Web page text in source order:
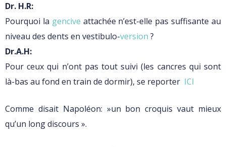
Dr. H.R:
Pourquoi la gencive attachée n’est-elle pas suffisante au
niveau des dents en vestibulo-version ?
Dr.A.H:
Pour ceux qui n’ont pas tout suivi (les cancres qui sont
là-bas au fond en train de dormir), se reporter ICI
Comme disait Napoléon: »un bon croquis vaut mieux
qu’un long discours ».